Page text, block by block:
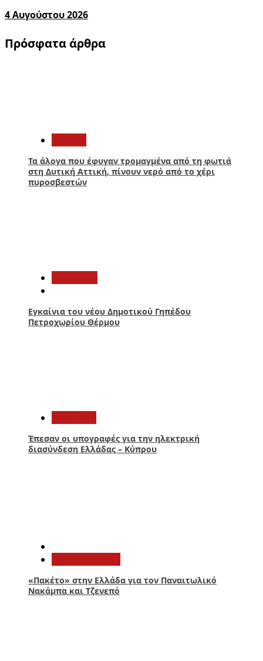
4 Αυγούστου 2026
Πρόσφατα άρθρα
Τα άλογα που έφυγαν τρομαγμένα από τη φωτιά
στη Δυτική Αττική, πίνουν νερό από το χέρι
πυροσβεστών
Εγκαίνια του νέου Δημοτικού Γηπέδου
Πετροχωρίου Θέρμου
Έπεσαν οι υπογραφές για την ηλεκτρική
διασύνδεση Ελλάδας – Κύπρου
«Πακέτο» στην Ελλάδα για τον Παναιτωλικό
Νακάμπα και Τζενεπό